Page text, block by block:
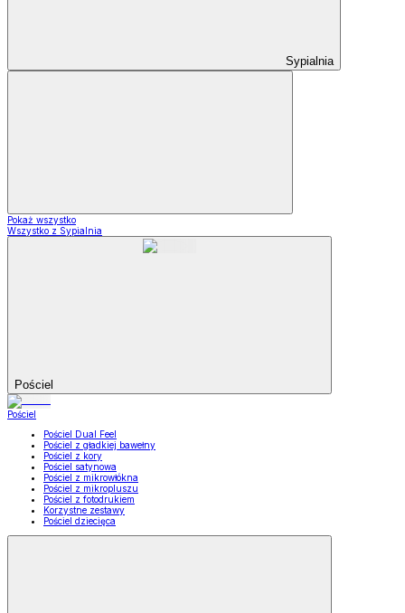
Sypialnia
Pokaż wszystko
Wszystko z Sypialnia
Pościel
Pościel
Pościel Dual Feel
Pościel z gładkiej bawełny
Pościel z kory
Pościel satynowa
Pościel z mikrowłókna
Pościel z mikropluszu
Pościel z fotodrukiem
Korzystne zestawy
Pościel dziecięca